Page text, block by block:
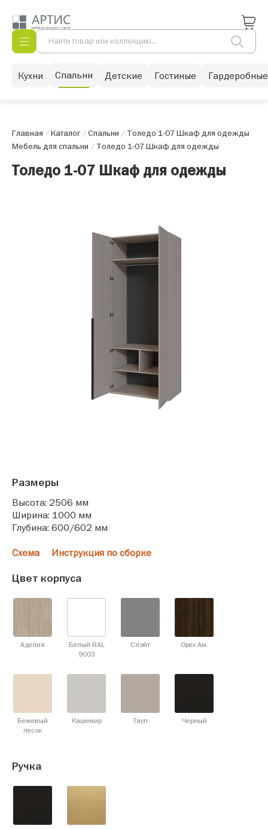
Кухни Спальни Детские Гостиные Гардеробные
Главная /Каталог/Спальни / Толедо 1-07 Шкаф для одежды
Мебель для спальни / Толедо 1-07 Шкаф для одежды
Толедо 1-07 Шкаф для одежды
Размеры
Высота: 2506 мм
Ширина: 1000 мм
Глубина: 600/602 мм
Схема Инструкция по сборке
Цвет корпуса
Аделия
Белый RAL
9003
Слэйт Орех Ам.
Бежевый
песок
Кашемир Тауп Черный
Ручка